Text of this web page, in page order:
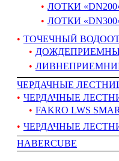
ЛОТКИ
ЛОТКИ
ТОЧЕЧНЫЙ
ЧЕРДАЧНЫЕ
ЧЕРДАЧНЫЕ
FAKRO LWS
ЧЕРДАЧНЫЕ
HABERCUBE